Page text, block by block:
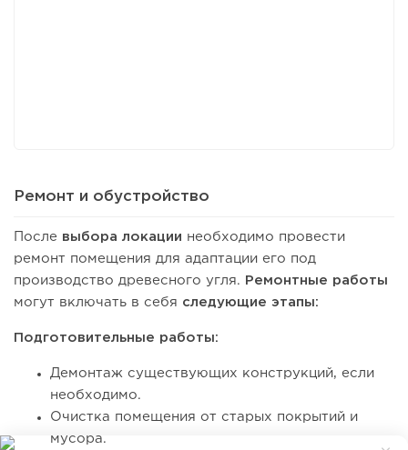
Ремонт и обустройство
После выбора локации необходимо провести
ремонт помещения для адаптации его под
производство древесного угля.
Ремонтные работы
могут включать в себя следующие этапы:
Подготовительные работы:
Демонтаж существующих конструкций, если
необходимо.
Очистка помещения от старых покрытий и
мусора.